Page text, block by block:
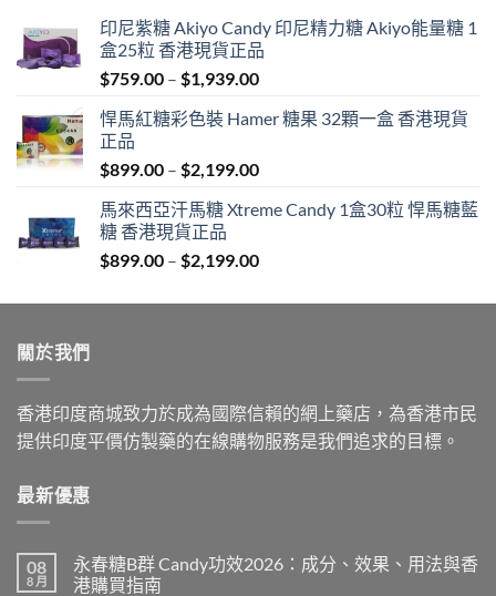
印尼紫糖 Akiyo Candy 印尼精力糖 Akiyo能量糖 1
盒25粒 香港現貨正品
$759.00 – $1,939.00Price
$759.00
$1,939.00
悍馬紅糖彩色裝 Hamer 糖果 32顆一盒 香港現貨
正品
$899.00 – $2,199.00Price
$899.00
$2,199.00
馬來西亞汗馬糖 Xtreme Candy 1盒30粒 悍馬糖藍
糖 香港現貨正品
$899.00 – $2,199.00Price
$899.00
關於我們
香港印度商城致力於成為國際信賴的網上藥店，為香港市民
提供印度平價仿製藥的在線購物服務是我們追求的目標。
最新優惠
08
8 月
永春糖B群 Candy功效2026：成分、效果、用法與香
港購買指南